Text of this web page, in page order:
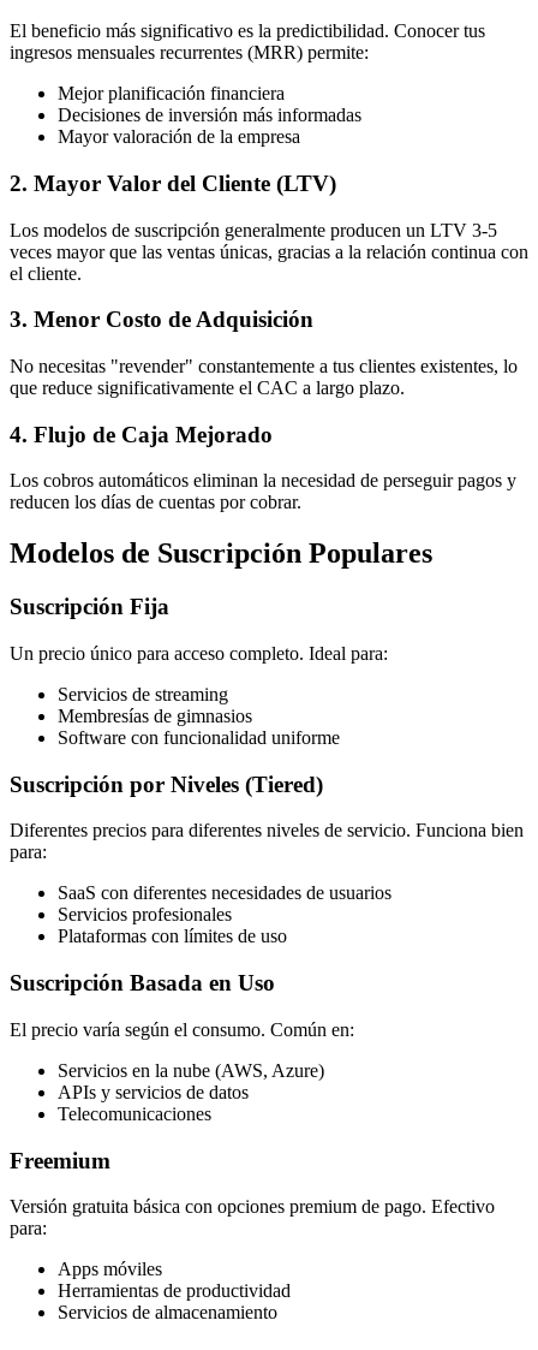
El beneficio más significativo es la predictibilidad. Conocer tus
ingresos mensuales recurrentes (MRR) permite:
Mejor planificación financiera
Decisiones de inversión más informadas
Mayor valoración de la empresa
2. Mayor Valor del Cliente (LTV)
Los modelos de suscripción generalmente producen un LTV 3-5
veces mayor que las ventas únicas, gracias a la relación continua con
el cliente.
3. Menor Costo de Adquisición
No necesitas "revender" constantemente a tus clientes existentes, lo
que reduce significativamente el CAC a largo plazo.
4. Flujo de Caja Mejorado
Los cobros automáticos eliminan la necesidad de perseguir pagos y
reducen los días de cuentas por cobrar.
Modelos de Suscripción Populares
Suscripción Fija
Un precio único para acceso completo. Ideal para:
Servicios de streaming
Membresías de gimnasios
Software con funcionalidad uniforme
Suscripción por Niveles (Tiered)
Diferentes precios para diferentes niveles de servicio. Funciona bien
para:
SaaS con diferentes necesidades de usuarios
Servicios profesionales
Plataformas con límites de uso
Suscripción Basada en Uso
El precio varía según el consumo. Común en:
Servicios en la nube (AWS, Azure)
APIs y servicios de datos
Telecomunicaciones
Freemium
Versión gratuita básica con opciones premium de pago. Efectivo
para:
Apps móviles
Herramientas de productividad
Servicios de almacenamiento